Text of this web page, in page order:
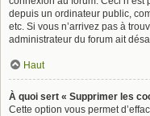
depuis un ordinateur public,
etc. Si vous n’arrivez pas à
administrateur du forum ait
Haut
À quoi sert « Supprimer les
Cette option vous permet